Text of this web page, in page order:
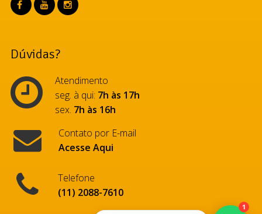
Dúvidas?
Atendimento
seg. à qui: 7h às 17h
sex. 7h às 16h
Contato por E-mail
Acesse Aqui
Telefone
(11) 2088-7610